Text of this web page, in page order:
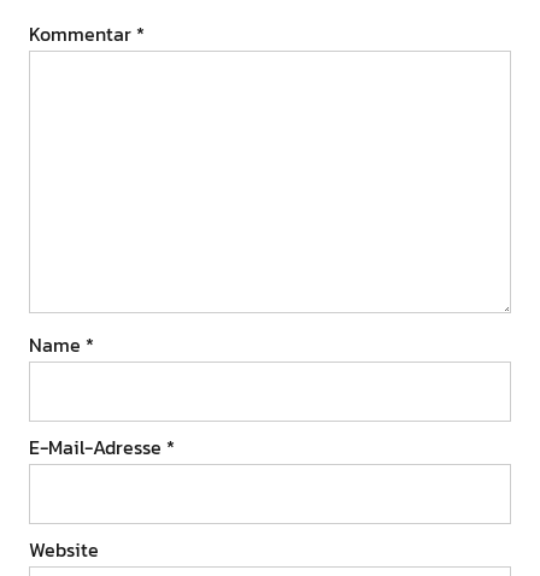
Kommentar *
Name *
E-Mail-Adresse *
Website